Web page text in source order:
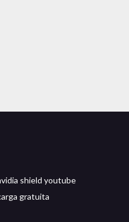
shield youtube
gratuita